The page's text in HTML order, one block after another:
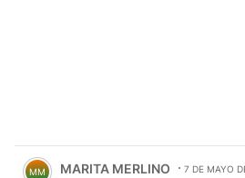
Comentario de MARITA MERLINO.
MM MARITA MERLINO 7 DE MAYO